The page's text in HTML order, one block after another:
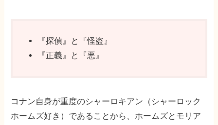
『探偵』と『怪盗』
『正義』と『悪』
コナン自身が重度のシャーロキアン（シャーロック
ホームズ好き）であることから、ホームズとモリア